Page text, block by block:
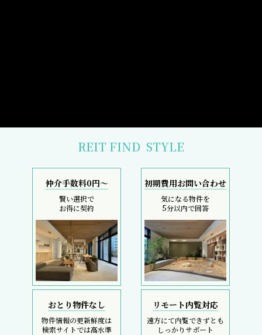
REIT FIND STYLE
仲介手数料0円～
賢い選択で
お得に契約
初期費用お問い合わせ
気になる物件を
5分以内で回答
おとり物件なし
物件情報の更新鮮度は
検索サイトでは高水準
リモート内覧対応
遠方にて内覧できずとも
しっかりサポート